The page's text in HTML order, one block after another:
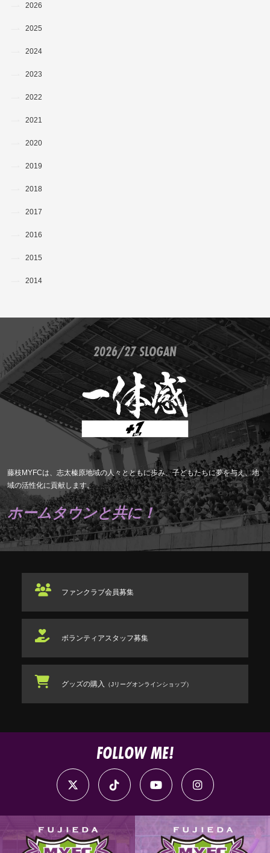
2026
2025
2024
2023
2022
2021
2020
2019
2018
2017
2016
2015
2014
2026/27 SLOGAN
藤枝MYFCは、志太榛原地域の人々とともに歩み、子どもたちに夢を与え、地
域の活性化に貢献します。
ホームタウンと共に！
ファンクラブ会員募集
ボランティアスタッフ募集
グッズの購入 （Jリーグオンラインショップ）
FOLLOW ME!